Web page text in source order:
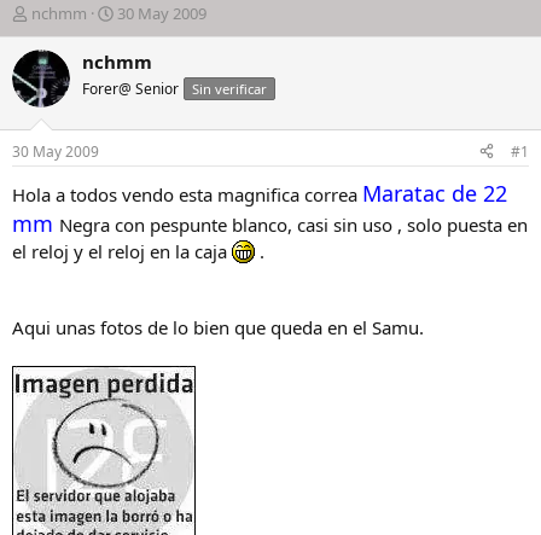
I
n
i
c
i
a
d
o
d
e
l
o
nchmm
F
e
c
a
i
c
i
30 May 2009
nchmm
Forer@ Senior Sin verificar
30 May 2009 #1
Hola a todos vendo esta magnifica correa Maratac de 22
mm Negra con pespunte blanco, casi sin uso , solo puesta en
el reloj y el reloj en la caja
.
Aqui unas fotos de lo bien que queda en el Samu.